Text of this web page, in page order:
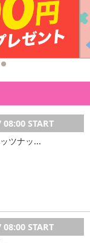
発送完了後、配送
ざいます。
ってご指定できる
利用いただけませ
START
ツナッ...
START